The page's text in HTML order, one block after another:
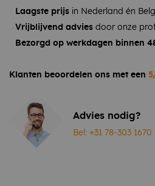
Laagste prijs in Nederland én
Vrijblijvend advies door onze
Bezorgd op werkdagen binnen
Klanten beoordelen ons met een
Advies nodig?
Bel: +31 78-303 1670